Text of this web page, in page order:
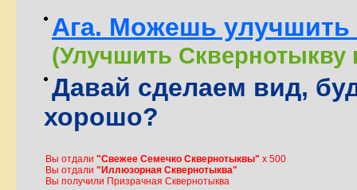
Ага. Можешь улучшить
(Улучшить
Давай сделаем вид,
хорошо?
Вы отдали "Свежее Семечко Сквернотыквы" x 500
Вы отдали "Иллюзорная Сквернотыква"
Вы получили Призрачная Сквернотыква